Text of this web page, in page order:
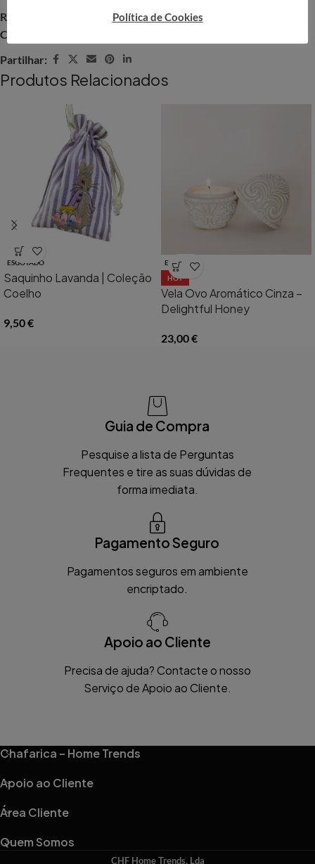
REF:
Categoria:
Partilhar:
Produtos Relacionados
ESGOTADO
Saquinho Lavanda | Coleção
Coelho
9,50€
ESGOTADO
HOT
Vela Ovo Aromático Cinza –
Delightful Honey
23,00€
Guia de Compra
Pesquise a lista de Perguntas
Frequentes e tire as suas dúvidas de
forma imediata.
Pagamento Seguro
Pagamentos seguros em ambiente
encriptado.
Apoio ao Cliente
Precisa de ajuda? Contacte o nosso
Serviço de Apoio ao Cliente.
Chafarica – Home Trends
Apoio ao Cliente
Área Cliente
Quem Somos
CHF Home Trends, Lda
Política de Cookies